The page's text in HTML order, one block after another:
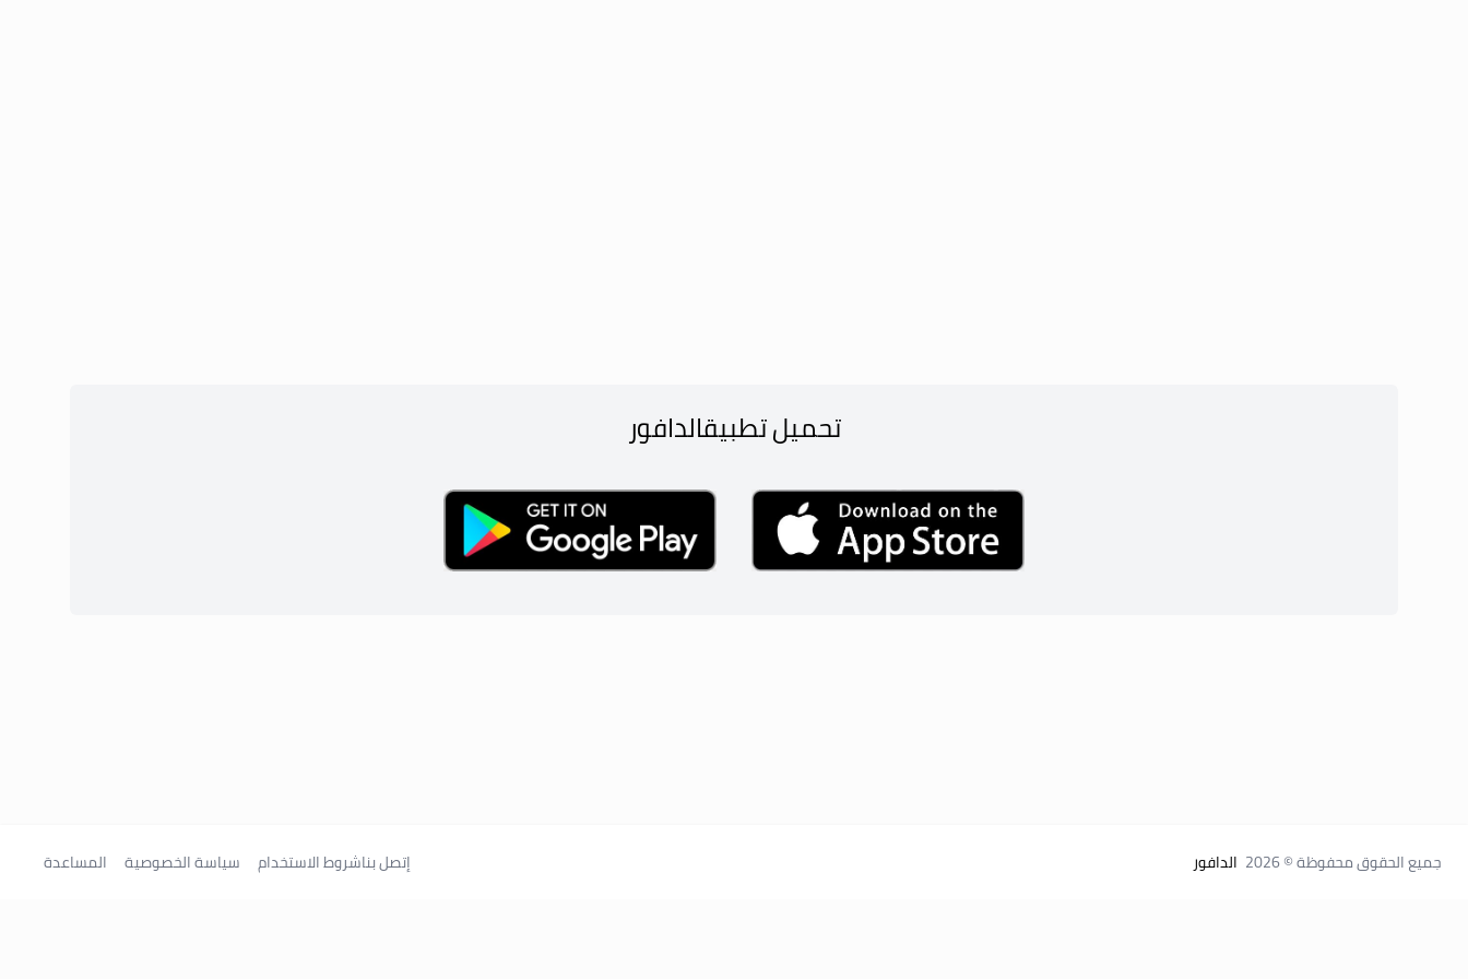
تحميل تطبيقالدافور
جميع الحقوق محفوظة © 2026 الدافور إتصل بناشروط الاستخدام سياسة الخصوصية المساعدة